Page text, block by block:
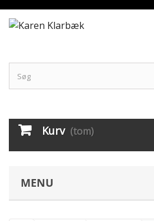
Kurv (tom)
MENU